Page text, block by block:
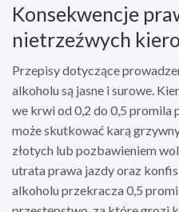
Konsekwencje
nietrzeźwych
Przepisy dotyczące
alkoholu są jasne i surowe.
we krwi od 0,2 do 0,5 promila
może skutkować karą
złotych lub pozbawieniem
utrata prawa jazdy oraz
alkoholu przekracza 0,5